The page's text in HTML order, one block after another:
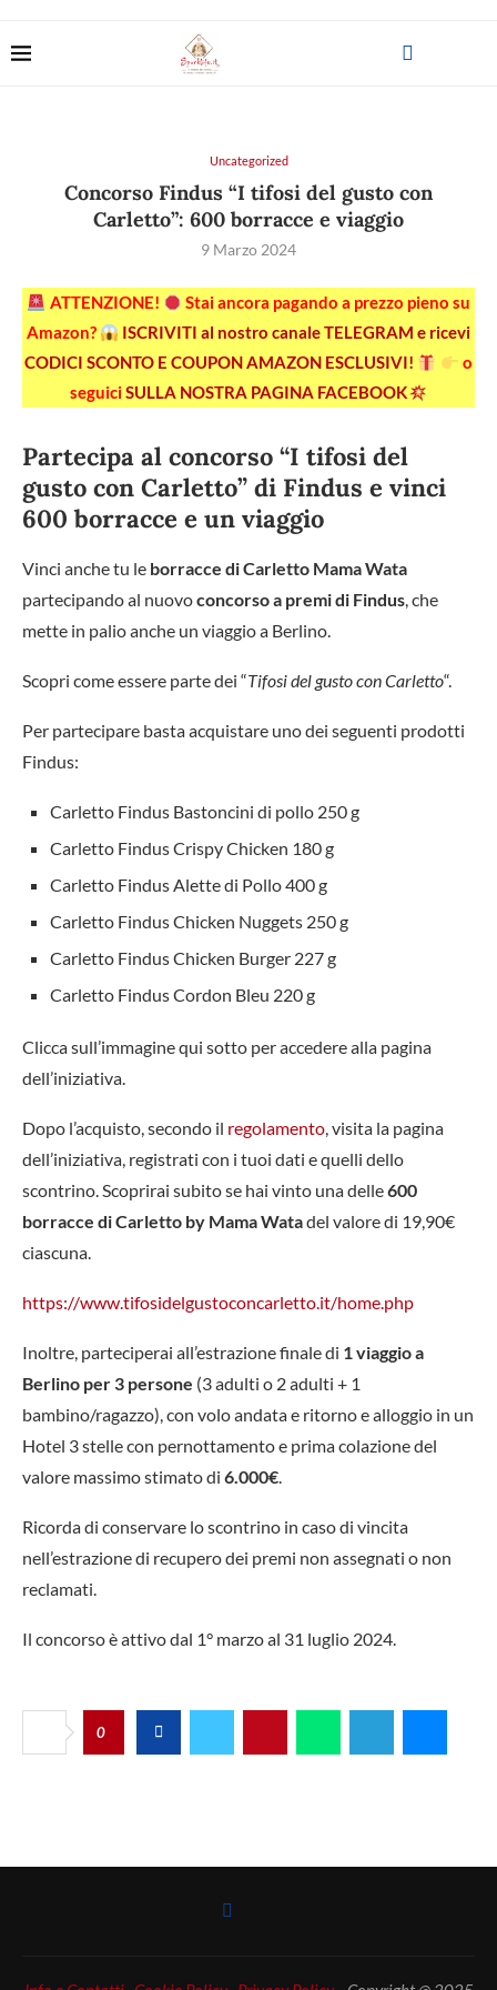
Uncategorized
Concorso Findus “I tifosi del gusto con
Carletto”: 600 borracce e viaggio
9 Marzo 2024
ATTENZIONE!
Stai ancora pagando a prezzo pieno su
Amazon?
ISCRIVITI al nostro canale TELEGRAM e ricevi
CODICI SCONTO E COUPON AMAZON ESCLUSIVI!
o
seguiciSULLA NOSTRA PAGINA FACEBOOK
Partecipa al concorso “I tifosi del
gusto con Carletto” di Findus e vinci
600 borracce e un viaggio
Vinci anche tu le borracce di Carletto Mama Wata
partecipando al nuovoconcorso a premi di Findus, che
mette in palio anche un viaggio a Berlino.
Scopri come essere parte dei “Tifosi del gusto con Carletto“.
Per partecipare basta acquistare uno dei seguenti prodotti
Findus:
Carletto Findus Bastoncini di pollo 250 g
Carletto Findus Crispy Chicken 180 g
Carletto Findus Alette di Pollo 400 g
Carletto Findus Chicken Nuggets 250 g
Carletto Findus Chicken Burger 227 g
Carletto Findus Cordon Bleu 220 g
Clicca sull’immagine qui sotto per accedere alla pagina
dell’iniziativa.
Dopo l’acquisto, secondo il regolamento, visita la pagina
dell’iniziativa, registrati con i tuoi dati e quelli dello
scontrino. Scoprirai subito se hai vinto una delle600
borracce di Carletto by Mama Watadel valore di 19,90€
ciascuna.
https://www.tifosidelgustoconcarletto.it/home.php
Inoltre, parteciperai all’estrazione finale di 1 viaggio a
Berlino per 3 persone (3 adulti o 2 adulti + 1
bambino/ragazzo), con volo andata e ritorno e alloggio in un
Hotel 3 stelle con pernottamento e prima colazione del
valore massimo stimato di 6.000€.
Ricorda di conservare lo scontrino in caso di vincita
nell’estrazione di recupero dei premi non assegnati o non
reclamati.
Il concorso è attivo dal 1° marzo al 31 luglio 2024.
0